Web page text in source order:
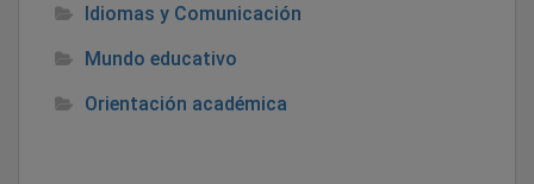
Idiomas y Comunicación
Mundo educativo
Orientación académica